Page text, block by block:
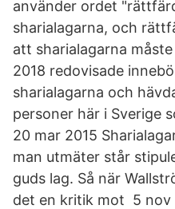
använder ordet
sharialagarna, och
att sharialagarna
2018 redovisade
sharialagarna och
personer här i Sverige
20 mar 2015
man utmäter står
guds lag. Så när
det en kritik mot 5 nov